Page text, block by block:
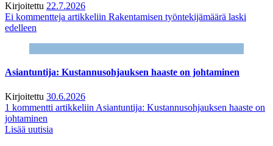
Kirjoitettu 22.7.2026
Ei kommentteja artikkeliin Rakentamisen työntekijämäärä laski
edelleen
Asiantuntija: Kustannusohjauksen haaste on johtaminen
Kirjoitettu 30.6.2026
1 kommentti artikkeliin Asiantuntija: Kustannusohjauksen haaste on
johtaminen
Lisää uutisia